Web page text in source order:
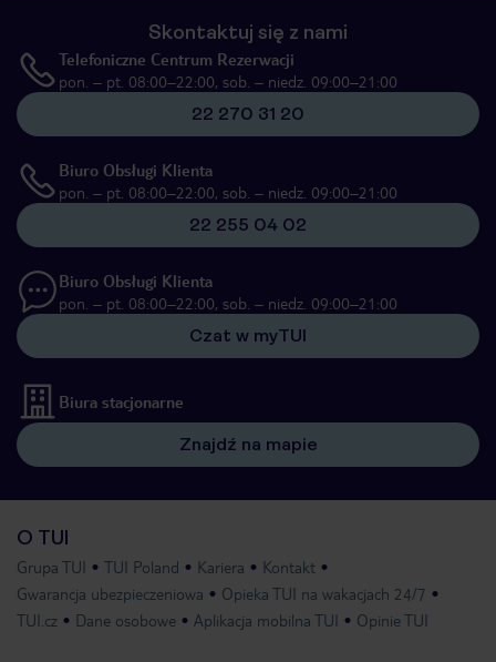
Skontaktuj się z nami
Telefoniczne Centrum Rezerwacji
pon. – pt. 08:00–22:00, sob. – niedz. 09:00–21:00
22 270 31 20
Biuro Obsługi Klienta
pon. – pt. 08:00–22:00, sob. – niedz. 09:00–21:00
22 255 04 02
Biuro Obsługi Klienta
pon. – pt. 08:00–22:00, sob. – niedz. 09:00–21:00
Czat w myTUI
Biura stacjonarne
Znajdź na mapie
O TUI
Grupa TUI TUI Poland Kariera
Kontakt
Gwarancja ubezpieczeniowa
Opieka TUI na wakacjach 24/7
TUI.cz
Dane osobowe Aplikacja mobilna TUI Opinie TUI